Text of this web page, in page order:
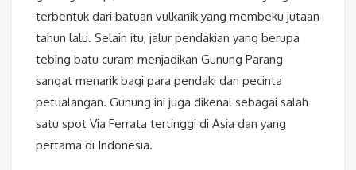
terbentuk dari batuan vulkanik yang membeku jutaan
tahun lalu. Selain itu, jalur pendakian yang berupa
tebing batu curam menjadikan Gunung Parang
sangat menarik bagi para pendaki dan pecinta
petualangan. Gunung ini juga dikenal sebagai salah
satu spot Via Ferrata tertinggi di Asia dan yang
pertama di Indonesia.